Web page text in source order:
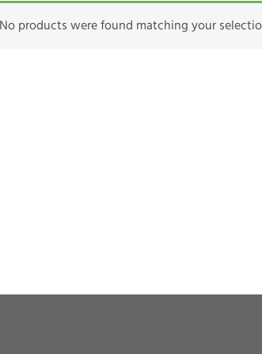
No products were found matching your